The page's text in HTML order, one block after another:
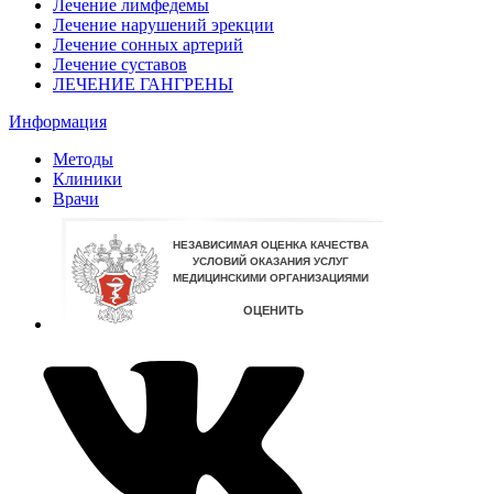
Лечение лимфедемы
Лечение нарушений эрекции
Лечение сонных артерий
Лечение суставов
ЛЕЧЕНИЕ ГАНГРЕНЫ
Информация
Методы
Клиники
Врачи